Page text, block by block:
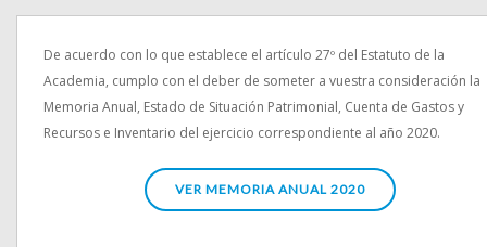
De acuerdo con lo que establece el artículo 27º del Estatuto de la
Academia, cumplo con el deber de someter a vuestra consideración la
Memoria Anual, Estado de Situación Patrimonial, Cuenta de Gastos y
Recursos e Inventario del ejercicio correspondiente al año 2020.
VER MEMORIA ANUAL 2020